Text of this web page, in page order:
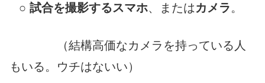
○ 試合を撮影するスマホ、またはカメラ。
（結構高価なカメラを持っている人
もいる。ウチはないい）